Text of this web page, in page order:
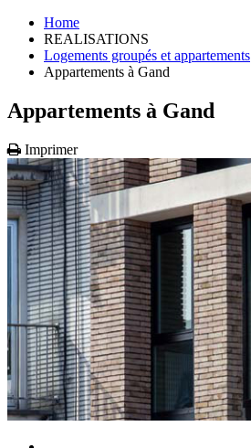
Home
REALISATIONS
Logements groupés et appartements
Appartements à Gand
Appartements à Gand
Imprimer